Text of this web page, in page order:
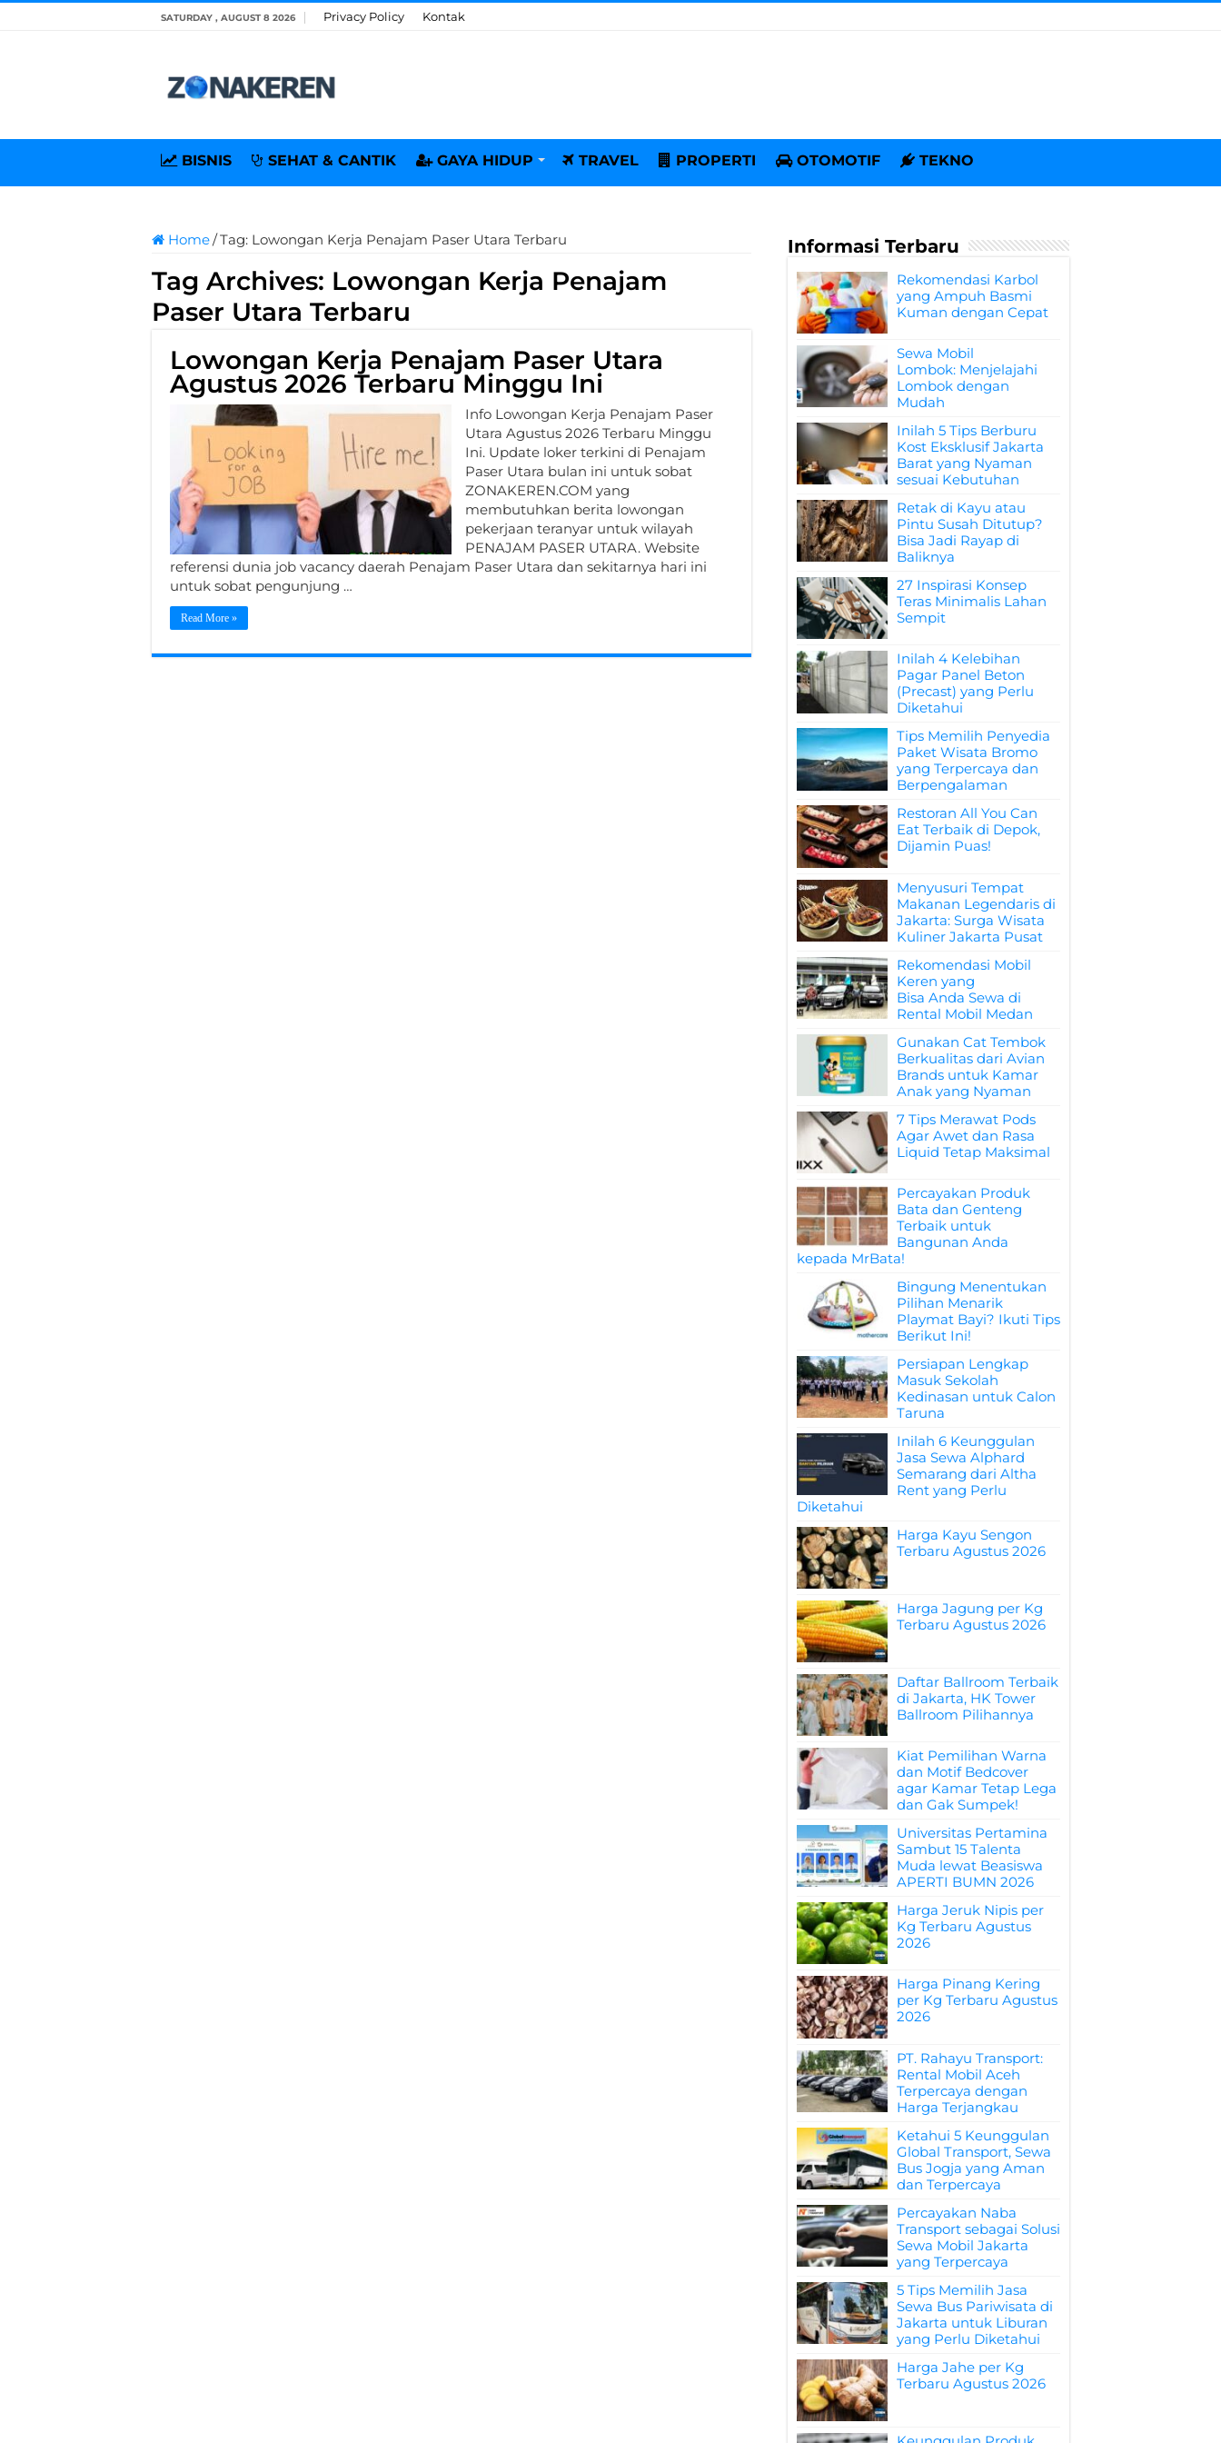
SATURDAY , AUGUST 8 2026 Privacy Policy Kontak
BISNIS SEHAT & CANTIK GAYA HIDUP TRAVEL PROPERTI OTOMOTIF TEKNO
Home/Tag: Lowongan Kerja Penajam Paser Utara Terbaru
Tag Archives: Lowongan Kerja Penajam
Paser Utara Terbaru
Lowongan Kerja Penajam Paser Utara
Agustus 2026 Terbaru Minggu Ini
Info Lowongan Kerja Penajam Paser
Utara Agustus 2026 Terbaru Minggu
Ini. Update loker terkini di Penajam
Paser Utara bulan ini untuk sobat
ZONAKEREN.COM yang
membutuhkan berita lowongan
pekerjaan teranyar untuk wilayah
PENAJAM PASER UTARA. Website
referensi dunia job vacancy daerah Penajam Paser Utara dan sekitarnya hari ini
untuk sobat pengunjung …
Read More »
Informasi Terbaru
Rekomendasi Karbol
yang Ampuh Basmi
Kuman dengan Cepat
Sewa Mobil
Lombok: Menjelajahi
Lombok dengan
Mudah
Inilah 5 Tips Berburu
Kost Eksklusif Jakarta
Barat yang Nyaman
sesuai Kebutuhan
Retak di Kayu atau
Pintu Susah Ditutup?
Bisa Jadi Rayap di
Baliknya
27 Inspirasi Konsep
Teras Minimalis Lahan
Sempit
Inilah 4 Kelebihan
Pagar Panel Beton
(Precast) yang Perlu
Diketahui
Tips Memilih Penyedia
Paket Wisata Bromo
yang Terpercaya dan
Berpengalaman
Restoran All You Can
Eat Terbaik di Depok,
Dijamin Puas!
Menyusuri Tempat
Makanan Legendaris di
Jakarta: Surga Wisata
Kuliner Jakarta Pusat
Rekomendasi Mobil
Keren yang
Bisa Anda Sewa di
Rental Mobil Medan
Gunakan Cat Tembok
Berkualitas dari Avian
Brands untuk Kamar
Anak yang Nyaman
7 Tips Merawat Pods
Agar Awet dan Rasa
Liquid Tetap Maksimal
Percayakan Produk
Bata dan Genteng
Terbaik untuk
Bangunan Anda
kepada MrBata!
Bingung Menentukan
Pilihan Menarik
Playmat Bayi? Ikuti Tips
Berikut Ini!
Persiapan Lengkap
Masuk Sekolah
Kedinasan untuk Calon
Taruna
Inilah 6 Keunggulan
Jasa Sewa Alphard
Semarang dari Altha
Rent yang Perlu
Diketahui
Harga Kayu Sengon
Terbaru Agustus 2026
Harga Jagung per Kg
Terbaru Agustus 2026
Daftar Ballroom Terbaik
di Jakarta, HK Tower
Ballroom Pilihannya
Kiat Pemilihan Warna
dan Motif Bedcover
agar Kamar Tetap Lega
dan Gak Sumpek!
Universitas Pertamina
Sambut 15 Talenta
Muda lewat Beasiswa
APERTI BUMN 2026
Harga Jeruk Nipis per
Kg Terbaru Agustus
2026
Harga Pinang Kering
per Kg Terbaru Agustus
2026
PT. Rahayu Transport:
Rental Mobil Aceh
Terpercaya dengan
Harga Terjangkau
Ketahui 5 Keunggulan
Global Transport, Sewa
Bus Jogja yang Aman
dan Terpercaya
Percayakan Naba
Transport sebagai Solusi
Sewa Mobil Jakarta
yang Terpercaya
5 Tips Memilih Jasa
Sewa Bus Pariwisata di
Jakarta untuk Liburan
yang Perlu Diketahui
Harga Jahe per Kg
Terbaru Agustus 2026